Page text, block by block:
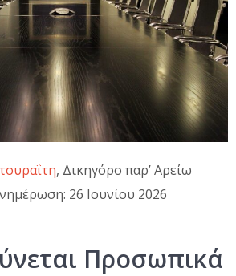
, Δικηγόρο παρ’ Αρείω
26 Ιουνίου 2026
Προσωπικά